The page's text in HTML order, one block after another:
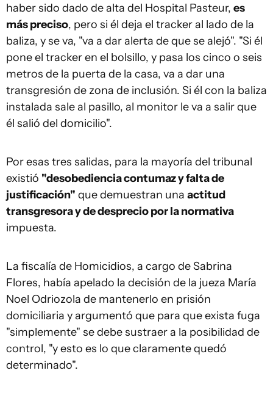
haber sido dado de alta del Hospital Pasteur, es
más preciso, pero si él deja el tracker al lado de la
baliza, y se va, "va a dar alerta de que se alejó". "Si él
pone el tracker en el bolsillo, y pasa los cinco o seis
metros de la puerta de la casa, va a dar una
transgresión de zona de inclusión. Si él con la baliza
instalada sale al pasillo, al monitor le va a salir que
él salió del domicilio".
Por esas tres salidas, para la mayoría del tribunal
existió "desobediencia contumaz y falta de
justificación" que demuestran una actitud
transgresora y de desprecio por la normativa
impuesta.
La fiscalía de Homicidios, a cargo de Sabrina
Flores, había apelado la decisión de la jueza María
Noel Odriozola de mantenerlo en prisión
domiciliaria y argumentó que para que exista fuga
"simplemente" se debe sustraer a la posibilidad de
control, "y esto es lo que claramente quedó
determinado".